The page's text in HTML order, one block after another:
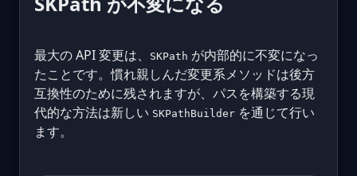
最大の API 変更は、 SKPath が内部的に不変になっ
たことです。慣れ親しんだ変更系メソッドは後方
互換性のために残されますが、パスを構築する現
代的な方法は新しい SKPathBuilder を通じて行い
ます。